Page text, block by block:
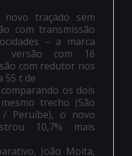
novo traçado sem
com transmissão
– a marca
versão com 16
com redutor nos
55 t de
os dois
trecho (São
/ Peruíbe), o novo
10,7% mais
João Moita,